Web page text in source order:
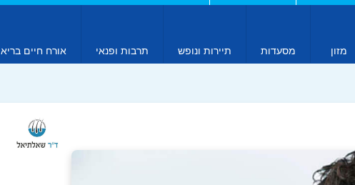
מזון מסעדות תיירות ונופש תרבות ופנאי אורח חיים בריא